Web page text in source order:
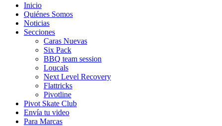
Inicio
Quiénes Somos
Noticias
Secciones
Caras Nuevas
Six Pack
BBQ team session
Loucals
Next Level Recovery
Flattricks
Pivotline
Pivot Skate Club
Envía tu video
Para Marcas